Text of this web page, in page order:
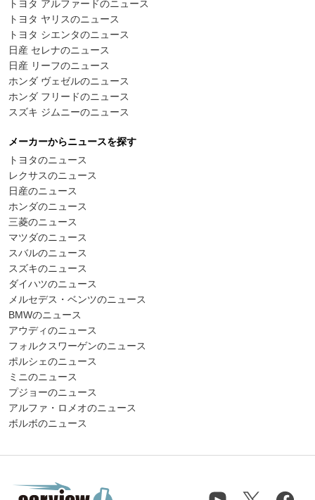
トヨタ アルファードのニュース
トヨタ ヤリスのニュース
トヨタ シエンタのニュース
日産 セレナのニュース
日産 リーフのニュース
ホンダ ヴェゼルのニュース
ホンダ フリードのニュース
スズキ ジムニーのニュース
メーカーからニュースを探す
トヨタのニュース
レクサスのニュース
日産のニュース
ホンダのニュース
三菱のニュース
マツダのニュース
スバルのニュース
スズキのニュース
ダイハツのニュース
メルセデス・ベンツのニュース
BMWのニュース
アウディのニュース
フォルクスワーゲンのニュース
ポルシェのニュース
ミニのニュース
プジョーのニュース
アルファ・ロメオのニュース
ボルボのニュース